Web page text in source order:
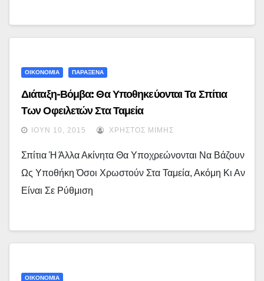
ΟΙΚΟΝΟΜΙΑ ΠΑΡΑΞΕΝΑ
Διάταξη-Βόμβα: Θα Υποθηκεύονται Τα Σπίτια
Των Οφειλετών Στα Ταμεία
ΙΟΎΝ 10, 2015 ΧΡΉΣΤΟΣ ΜΊΜΗΣ
Σπίτια Ή Άλλα Ακίνητα Θα Υποχρεώνονται Να Βάζουν
Ως Υποθήκη Όσοι Χρωστούν Στα Ταμεία, Ακόμη Κι Αν
Είναι Σε Ρύθμιση
ΟΙΚΟΝΟΜΙΑ